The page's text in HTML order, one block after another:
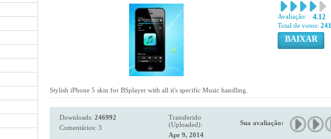
Avaliação: 4.12
Total de votos: 241
BAIXAR
Stylish iPhone 5 skin for BSplayer with all it's specific Music handling.
Downloads: 246992
Comentários: 3
Transferido
(Uploaded):
Apr 9, 2014
Sua avaliação: